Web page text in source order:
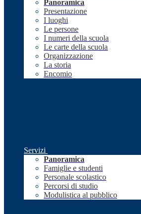
Panoramica
Presentazione
I luoghi
Le persone
I numeri della scuola
Le carte della scuola
Organizzazione
La storia
Encomio
Servizi
Panoramica
Famiglie e studenti
Personale scolastico
Percorsi di studio
Modulistica al pubblico